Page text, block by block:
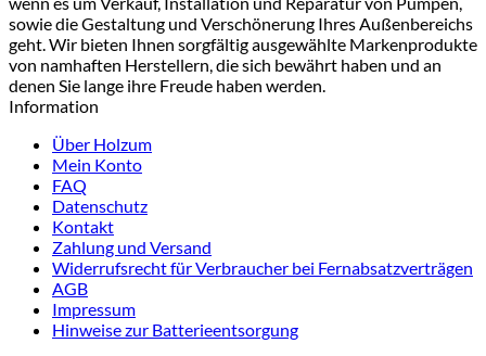
sowie die Gestaltung und Verschönerung Ihres Außenbereichs
geht. Wir bieten Ihnen sorgfältig ausgewählte Markenprodukte
von namhaften Herstellern, die sich bewährt haben und an
denen Sie lange ihre Freude haben werden.
Information
Über Holzum
Mein Konto
FAQ
Datenschutz
Kontakt
Zahlung und Versand
Widerrufsrecht für Verbraucher bei Fernabsatzverträgen
AGB
Impressum
Hinweise zur Batterieentsorgung